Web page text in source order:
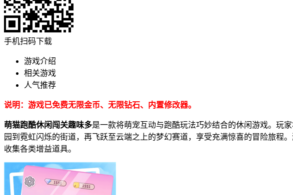
手机扫码下载
游戏介绍
相关游戏
人气推荐
说明：游戏已免费无限金币、无限钻石、内置修改器。
萌猫跑酷休闲闯关趣味多是一款将萌宠互动与跑酷玩法巧妙结合的休闲游戏。玩
园到霓虹闪烁的街道，再飞跃至云端之上的梦幻赛道，享受充满惊喜的冒险旅
收集各类增益道具。